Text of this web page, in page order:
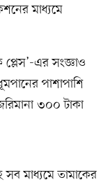
মাধ্যমে
এর সংজ্ঞাও
পাশাপাশি
৩০০ টাকা
সব মাধ্যমে তামাকের